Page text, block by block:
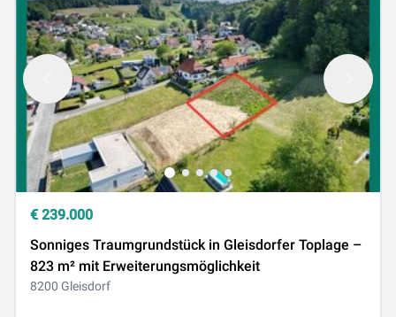
€ 239.000
Sonniges Traumgrundstück in Gleisdorfer Toplage –
823 m² mit Erweiterungsmöglichkeit
8200 Gleisdorf